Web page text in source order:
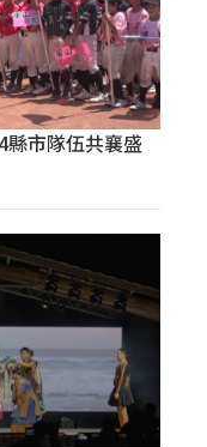
縣市隊伍共襄盛